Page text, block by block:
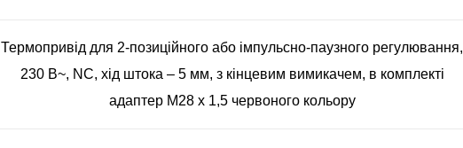
Термопривід для 2-позиційного або імпульсно-паузного регулювання,
230 В~, NC, хід штока – 5 мм, з кінцевим вимикачем, в комплекті
адаптер M28 x 1,5 червоного кольору